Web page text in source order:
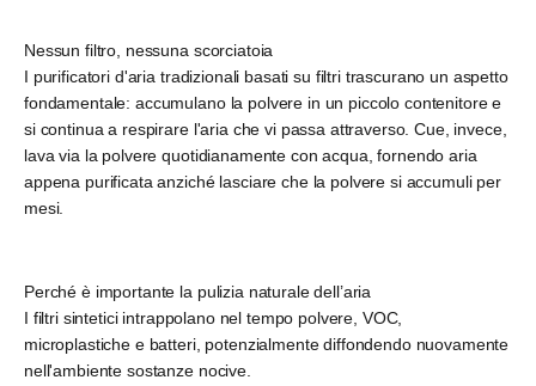
Nessun filtro, nessuna scorciatoia
I purificatori d'aria tradizionali basati su filtri trascurano un aspetto
fondamentale: accumulano la polvere in un piccolo contenitore e
si continua a respirare l'aria che vi passa attraverso. Cue, invece,
lava via la polvere quotidianamente con acqua, fornendo aria
appena purificata anziché lasciare che la polvere si accumuli per
mesi.
Perché è importante la pulizia naturale dell’aria
I filtri sintetici intrappolano nel tempo polvere, VOC,
microplastiche e batteri, potenzialmente diffondendo nuovamente
nell'ambiente sostanze nocive.